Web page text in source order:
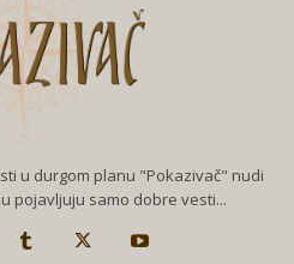
u durgom planu "Pokazivač" nudi
pojavljuju samo dobre vesti...